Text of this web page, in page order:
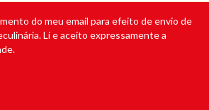
do meu email para efeito de envio de
Li e aceito expressamente a